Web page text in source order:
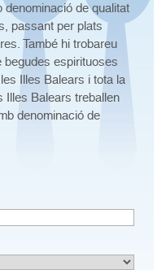
de qualitat
passant per plats
També hi trobareu
espirituoses
Illes Balears i tota la
Illes Balears treballen
denominació de